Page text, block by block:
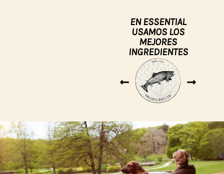
EN ESSENTIAL
USAMOS LOS
MEJORES
INGREDIENTES